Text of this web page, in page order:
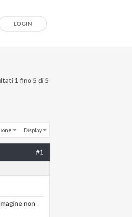
LOGIN
1 fino 5 di 5
Display
#1
non